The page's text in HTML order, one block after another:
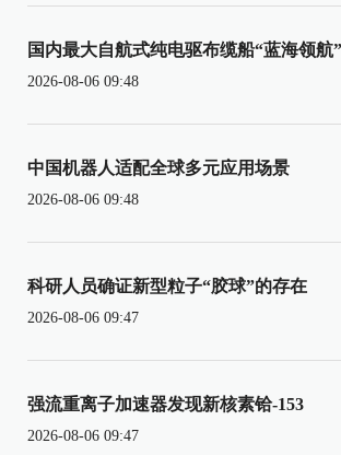
国内最大自航式纯电驱布缆船“蓝海领航
2026-08-06 09:48
中国机器人适配全球多元应用场景
2026-08-06 09:48
科研人员确证新型粒子“胶球”的存在
2026-08-06 09:47
强流重离子加速器发现新核素铪-153
2026-08-06 09:47